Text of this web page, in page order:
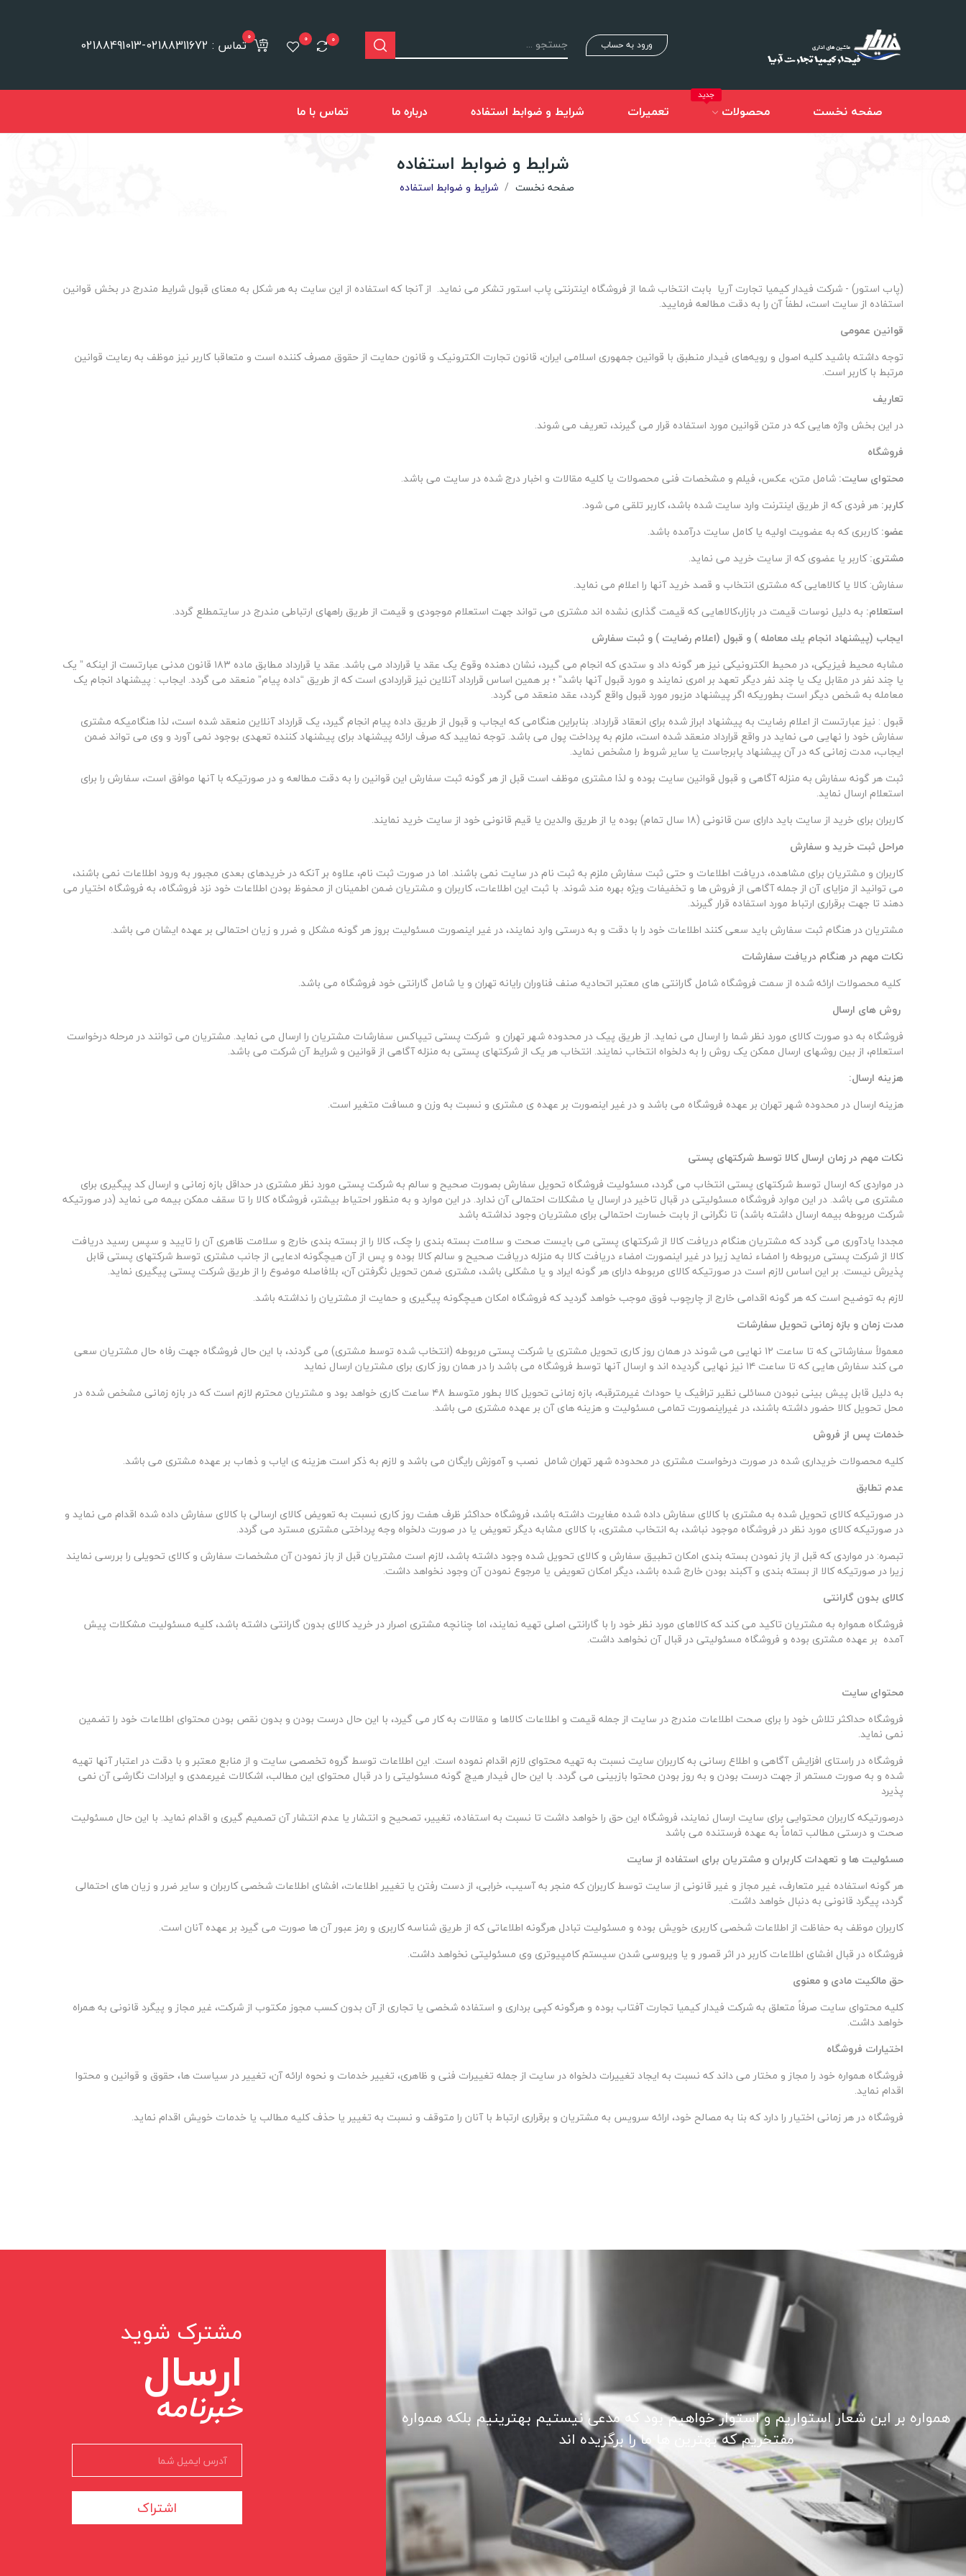
ورود به حساب 0
0 تماس : 02188311672-021884910130
صفحه نخست محصولات
جدید
تعمیرات شرایط و ضوابط استفاده درباره ما تماس با ما
شرایط و ضوابط استفاده
صفحه نخست شرایط و ضوابط استفاده
(پاب استور) - شرکت فیدار کیمیا تجارت آریا بابت انتخاب شما از فروشگاه اینترنتی پاب استور تشکر می نماید. از آنجا که استفاده از این سایت به هر شکل به معنای قبول شرایط مندرج در بخش قوانین
استفاده از سایت است، لطفاً آن را به دقت مطالعه فرمایید.
قوانین عمومی
توجه داشته باشید کلیه اصول و رویه‏‌های فیدار منطبق با قوانین جمهوری اسلامی ایران، قانون تجارت الکترونیک و قانون حمایت از حقوق مصرف کننده است و متعاقبا کاربر نیز موظف به رعایت قوانین
مرتبط با کاربر است.
تعاریف
در این بخش واژه هایی که در متن قوانین مورد استفاده قرار می گیرند، تعریف می شوند.
فروشگاه
محتوای سایت: شامل متن، عکس، فیلم و مشخصات فنی محصولات یا کلیه مقالات و اخبار درج شده در سایت می باشد.
کاربر: هر فردی که از طریق اینترنت وارد سایت شده باشد، کاربر تلقی می شود.
عضو: کاربری که به عضویت اولیه یا کامل سایت درآمده باشد.
مشتری:کاربر یا عضوی که از سایت خرید می نماید.
سفارش:کالا یا کالاهایی که مشتری انتخاب و قصد خرید آنها را اعلام می نماید.
استعلام: به دلیل نوسات قیمت در بازار،کالاهایی که قیمت گذاری نشده اند مشتری می تواند جهت استعلام موجودی و قیمت از طریق راههای ارتباطی مندرج در سایتمطلع گردد.
ایجاب (پيشنهاد انجام يك معامله ) و قبول (اعلام رضايت ) و ثبت سفارش
مشابه محیط فیزیکی، در محیط الکترونیکی نیز هر گونه داد و ستدی که انجام می گیرد، نشان دهنده وقوع یک عقد یا قرارداد می باشد. عقد یا قرارداد مطابق ماده ۱۸۳ قانون مدنی عبارتست از اینکه ” یک
یا چند نفر در مقابل یک یا چند نفر دیگر تعهد بر امری نمایند و مورد قبول آنها باشد” ؛ بر همین اساس قرارداد آنلاین نیز قراردادی است که از طریق “داده پیام” منعقد می گردد. ایجاب : پیشنهاد انجام یک
معامله به شخص دیگر است بطوریکه اگر پیشنهاد مزبور مورد قبول واقع گردد، عقد منعقد می گردد.
قبول : نیز عبارتست از اعلام رضایت به پيشنهاد ابراز شده برای انعقاد قرارداد. بنابراین هنگامی که ایجاب و قبول از طریق داده پیام انجام گیرد، یک قرارداد آنلاین منعقد شده است، لذا هنگامیکه مشتری
سفارش خود را نهایی می نماید در واقع قرارداد منعقد شده است، ملزم به پرداخت پول می باشد. توجه نمایید که صرف ارائه پيشنهاد برای پيشنهاد کننده تعهدی بوجود نمی آورد و وی می تواند ضمن
ایجاب، مدت زمانی که در آن پیشنهاد پابرجاست یا سایر شروط را مشخص نماید.
ثبت هر گونه سفارش به منزله آگاهی و قبول قوانین سایت بوده و لذا مشتری موظف است قبل از هر گونه ثبت سفارش این قوانین را به دقت مطالعه و در صورتیکه با آنها موافق است، سفارش را برای
استعلام ارسال نماید.
کاربران برای خرید از سایت باید دارای سن قانونی (۱۸ سال تمام) بوده یا از طریق والدین یا قیم قانونی خود از سایت خرید نمایند.
مراحل ثبت خرید و سفارش
کاربران و مشتریان برای مشاهده، دریافت اطلاعات و حتی ثبت سفارش ملزم به ثبت نام در سایت نمی باشند. اما در صورت ثبت نام، علاوه بر آنکه در خریدهای بعدی مجبور به ورود اطلاعات نمی باشند،
می توانید از مزایای آن از جمله آگاهی از فروش ها و تخفیفات ویژه بهره مند شوند. با ثبت این اطلاعات، کاربران و مشتریان ضمن اطمینان از محفوظ بودن اطلاعات خود نزد فروشگاه، به فروشگاه اختیار می
دهند تا جهت برقراری ارتباط مورد استفاده قرار گیرند.
مشتریان در هنگام ثبت سفارش باید سعی کنند اطلاعات خود را با دقت و به درستی وارد نمایند، در غیر اینصورت مسئولیت بروز هر گونه مشکل و ضرر و زیان احتمالی بر عهده ایشان می باشد.
نکات مهم در هنگام دریافت سفارشات
کلیه محصولات ارائه شده از سمت فروشگاه شامل گارانتی های معتبر اتحادیه صنف فناوران رایانه تهران و یا شامل گارانتی خود فروشگاه می باشد.
روش های ارسال
فروشگاه به دو صورت کالای مورد نظر شما را ارسال می نماید. از طریق پیک در محدوده شهر تهران و شرکت پستی تیپاکس سفارشات مشتریان را ارسال می نماید. مشتریان می توانند در مرحله درخواست
استعلام، از بین روشهای ارسال ممکن یک روش را به دلخواه انتخاب نمایند. انتخاب هر یک از شرکتهای پستی به منزله آگاهی از قوانین و شرایط آن شرکت می باشد.
هزینه ارسال:
هزینه ارسال در محدوده شهر تهران بر عهده فروشگاه می باشد و در غیر اینصورت بر عهده ی مشتری و نسبت به وزن و مسافت متغیر است.
نکات مهم در زمان ارسال کالا توسط شرکتهای پستی
در مواردی که ارسال توسط شرکتهای پستی انتخاب می گردد، مسئولیت فروشگاه تحویل سفارش بصورت صحیح و سالم به شرکت پستی مورد نظر مشتری در حداقل بازه زمانی و ارسال کد پیگیری برای
مشتری می باشد. در این موارد فروشگاه مسئولیتی در قبال تاخیر در ارسال یا مشکلات احتمالی آن ندارد. در این موارد و به منظور احتیاط بیشتر، فروشگاه کالا را تا سقف ممکن بیمه می نماید (در صورتیکه
شرکت مربوطه بیمه ارسال داشته باشد) تا نگرانی از بابت خسارت احتمالی برای مشتریان وجود نداشته باشد
مجددا یادآوری می گردد که مشتریان هنگام دریافت کالا از شرکتهای پستی می بایست صحت و سلامت بسته بندی را چک، کالا را از بسته بندی خارج و سلامت ظاهری آن را تایید و سپس رسید دریافت
کالا از شرکت پستی مربوطه را امضاء نماید زیرا در غیر اینصورت امضاء دریافت کالا به منزله دریافت صحیح و سالم کالا بوده و پس از آن هیچگونه ادعایی از جانب مشتری توسط شرکتهای پستی قابل
پذیرش نیست. بر این اساس لازم است در صورتیکه کالای مربوطه دارای هر گونه ایراد و یا مشکلی باشد، مشتری ضمن تحویل نگرفتن آن، بلافاصله موضوع را از طریق شرکت پستی پیگیری نماید.
لازم به توضیح است که هر گونه اقدامی خارج از چارچوب فوق موجب خواهد گردید که فروشگاه امکان هیچگونه پیگیری و حمایت از مشتریان را نداشته باشد.
مدت زمان و بازه زمانی تحویل سفارشات
معمولاً سفارشاتی که تا ساعت ۱۲ نهایی می شوند در همان روز کاری تحویل مشتری یا شرکت پستی مربوطه (انتخاب شده توسط مشتری) می گردند، با این حال فروشگاه جهت رفاه حال مشتریان سعی
می کند سفارش هایی که تا ساعت ۱۴ نیز نهایی گردیده اند و ارسال آنها توسط فروشگاه می باشد را در همان روز کاری برای مشتریان ارسال نماید
به دلیل قابل پیش بینی نبودن مسائلی نظیر ترافیک یا حوداث غیرمترقبه، بازه زمانی تحویل کالا بطور متوسط ۴۸ ساعت کاری خواهد بود و مشتریان محترم لازم است که در بازه زمانی مشخص شده در
محل تحویل کالا حضور داشته باشند، در غیراینصورت تمامی مسئولیت و هزینه های آن بر عهده مشتری می باشد.
خدمات پس از فروش
کلیه محصولات خریداری شده در صورت درخواست مشتری در محدوده شهر تهران شامل نصب و آموزش رایگان می باشد و لازم به ذکر است هزینه ی ایاب و ذهاب بر عهده مشتری می باشد.
عدم تطابق
در صورتیکه کالای تحویل شده به مشتری با کالای سفارش داده شده مغایرت داشته باشد، فروشگاه حداکثر ظرف هفت روز کاری نسبت به تعویض کالای ارسالی با کالای سفارش داده شده اقدام می نماید و
در صورتیکه کالای مورد نظر در فروشگاه موجود نباشد، به انتخاب مشتری، با کالای مشابه دیگر تعویض یا در صورت دلخواه وجه پرداختی مشتری مسترد می گردد.
تبصره: در مواردی که قبل از باز نمودن بسته بندی امکان تطبیق سفارش و کالای تحویل شده وجود داشته باشد، لازم است مشتریان قبل از باز نمودن آن مشخصات سفارش و کالای تحویلی را بررسی نمایند
زیرا در صورتیکه کالا از بسته بندی و آکبند بودن خارج شده باشد، دیگر امکان تعویض یا مرجوع نمودن آن وجود نخواهد داشت.
کالای بدون گارانتی
فروشگاه همواره به مشتریان تاکید می کند که کالاهای مورد نظر خود را با گارانتی اصلی تهیه نمایند، اما چنانچه مشتری اصرار در خرید کالای بدون گارانتی داشته باشد، کلیه مسئولیت مشکلات پیش
آمده بر عهده مشتری بوده و فروشگاه مسئولیتی در قبال آن نخواهد داشت.
محتوای سایت
فروشگاه حداکثر تلاش خود را برای صحت اطلاعات مندرج در سایت از جمله قیمت و اطلاعات کالاها و مقالات به کار می گیرد، با این حال درست بودن و بدون نقص بودن محتوای اطلاعات خود را تضمین
نمی نماید.
فروشگاه در راستای افزایش آگاهی و اطلاع رسانی به کاربران سایت نسبت به تهیه محتوای لازم اقدام نموده است. این اطلاعات توسط گروه تخصصی سایت و از منابع معتبر و با دقت در اعتبار آنها تهیه
شده و به صورت مستمر از جهت درست بودن و به روز بودن محتوا بازبینی می گردد. با این حال فیدار هیچ گونه مسئولیتی را در قبال محتوای این مطالب، اشکالات غیرعمدی و ایرادات نگارشی آن نمی
پذیرد
درصورتیکه کاربران محتوایی برای سایت ارسال نمایند، فروشگاه این حق را خواهد داشت تا نسبت به استفاده، تغییر، تصحیح و انتشار یا عدم انتشار آن تصمیم گیری و اقدام نماید. با این حال مسئولیت
صحت و درستی مطالب تماماٌ به عهده فرستنده می باشد
مسئولیت ها و تعهدات کاربران و مشتریان برای استفاده از سایت
هر گونه استفاده غیر متعارف، غیر مجاز و غیر قانونی از سایت توسط کاربران که منجر به آسیب، خرابی، از دست رفتن یا تغییر اطلاعات، افشای اطلاعات شخصی کاربران و سایر ضرر و زیان های احتمالی
گردد، پیگرد قانونی به دنبال خواهد داشت.
کاربران موظف به حفاظت از اطلاعات شخصی کاربری خویش بوده و مسئولیت تبادل هرگونه اطلاعاتی که از طریق شناسه کاربری و رمز عبور آن ها صورت می گیرد بر عهده آنان است.
فروشگاه در قبال افشای اطلاعات کاربر در اثر قصور و یا ویروسی شدن سیستم کامپیوتری وی مسئولیتی نخواهد داشت.
حق مالکیت مادی و معنوی
کلیه محتوای سایت صرفاً متعلق به شرکت فیدار کیمیا تجارت آفتاب بوده و هرگونه کپی برداری و استفاده شخصی یا تجاری از آن بدون کسب مجوز مکتوب از شرکت، غیر مجاز و پیگرد قانونی به همراه
خواهد داشت.
اختیارات فروشگاه
فروشگاه همواره خود را مجاز و مختار می داند که نسبت به ایجاد تغییرات دلخواه در سایت از جمله تغییرات فنی و ظاهری، تغییر خدمات و نحوه ارائه آن، تغییر در سیاست ها، حقوق و قوانین و محتوا
اقدام نماید.
فروشگاه در هر زمانی اختیار را دارد که بنا به مصالح خود، ارائه سرویس به مشتریان و برقراری ارتباط با آنان را متوقف و نسبت به تغییر یا حذف کلیه مطالب یا خدمات خویش اقدام نماید.
همواره بر این شعار استواریم و استوار خواهیم بود که مدعی نیستیم بهترینیم بلکه همواره
مفتخریم که بهترین ها ما را برگزیده اند
مشترک شوید
ارسال
خبرنامه
اشتراک